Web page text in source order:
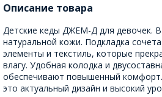
Описание товара
Детские кеды ДЖЕМ-Д для девочек.
натуральной кожи. Подкладка
элементы и текстиль, которые
влагу. Удобная колодка и
обеспечивают повышенный
это актуальный дизайн и высокий